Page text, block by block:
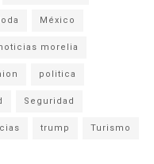
México
morelia
politica
Seguridad
trump Turismo